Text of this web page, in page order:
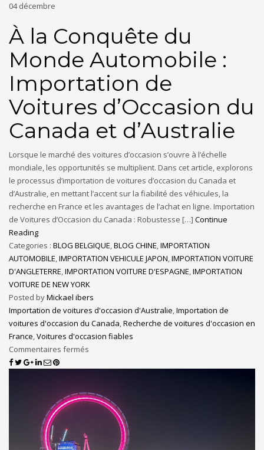
04décembre
À la Conquête du
Monde Automobile :
Importation de
Voitures d’Occasion du
Canada et d’Australie
Lorsque le marché des voitures d’occasion s’ouvre à l’échelle
mondiale, les opportunités se multiplient. Dans cet article, explorons
le processus d’importation de voitures d’occasion du Canada et
d’Australie, en mettant l’accent sur la fiabilité des véhicules, la
recherche en France et les avantages de l’achat en ligne. Importation
de Voitures d’Occasion du Canada : Robustesse […] Continue
Reading
Categories : BLOG BELGIQUE,BLOG CHINE,IMPORTATION
AUTOMOBILE,IMPORTATION VEHICULE JAPON,IMPORTATION VOITURE
D'ANGLETERRE,IMPORTATION VOITURE D'ESPAGNE,IMPORTATION
VOITURE DE NEW YORK
Posted byMickael ibers
Importation de voitures d'occasion d'Australie,Importation de
voitures d'occasion du Canada,Recherche de voitures d'occasion en
France,Voitures d'occasion fiables
Commentaires fermés